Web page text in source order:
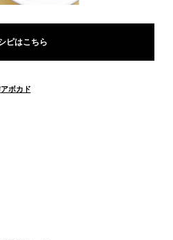
ピはこちら
アボカド